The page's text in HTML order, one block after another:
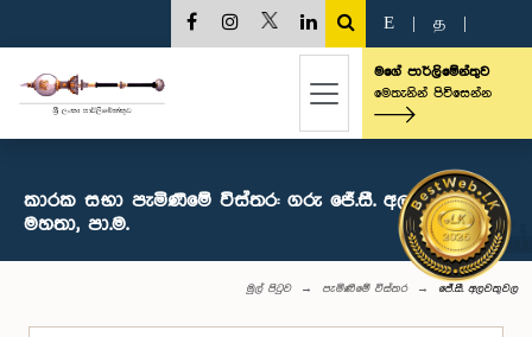
E த
මගේ පාර්ලිමේන්තුව
මෙතැනින් පිවිසෙන්න
කාරක සභා පැමිණීමේ විස්තර: ගරු ජේ.සී. අලවතුවල
මහතා, පා.ම.
මුල් පිටුව පැමිණීමේ විස්තර ජේ.සී. අලවතුවල